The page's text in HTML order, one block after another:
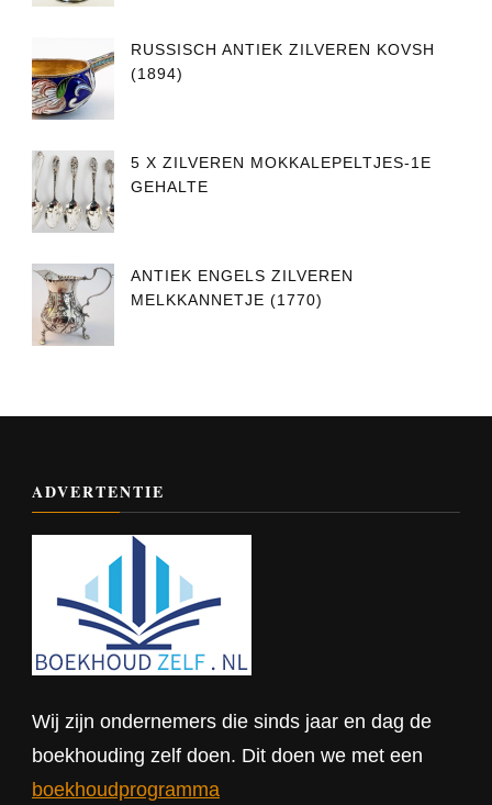
RUSSISCH ANTIEK ZILVEREN KOVSH
(1894)
5 X ZILVEREN MOKKALEPELTJES-1E
GEHALTE
ANTIEK ENGELS ZILVEREN
MELKKANNETJE (1770)
ADVERTENTIE
Wij zijn ondernemers die sinds jaar en dag de
boekhouding zelf doen. Dit doen we met een
boekhoudprogramma